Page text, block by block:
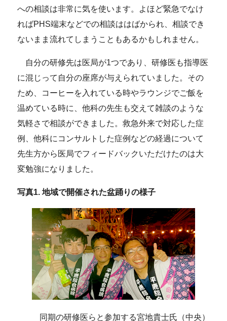
への相談は非常に気を使います。よほど緊急でなけ
ればPHS端末などでの相談ははばかられ、相談でき
ないまま流れてしまうこともあるかもしれません。
自分の研修先は医局が1つであり、研修医も指導医
に混じって自分の座席が与えられていました。その
ため、コーヒーを入れている時やラウンジでご飯を
温めている時に、他科の先生も交えて雑談のような
気軽さで相談ができました。救急外来で対応した症
例、他科にコンサルトした症例などの経過について
先生方から医局でフィードバックいただけたのは大
変勉強になりました。
写真1. 地域で開催された盆踊りの様子
同期の研修医らと参加する宮地貴士氏（中央）